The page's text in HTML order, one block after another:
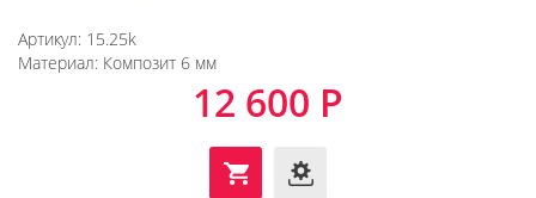
Артикул: 15.25k
Материал: Композит 6 мм
12 600 Р